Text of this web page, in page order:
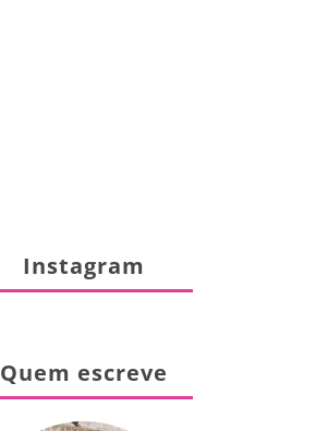
Instagram
Quem escreve